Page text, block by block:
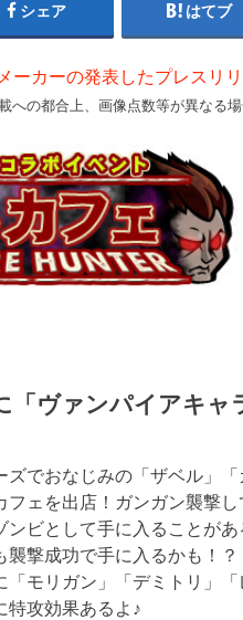
シェア はてブ
ーカーの発表したプレスリ
への都合上、画像点数等が異なる
ヴァンパイアキャ
でおなじみの「ザベル」
フェを出店！ガンガン襲撃
ビとして手に入ることがあ
撃成功で手に入るかも！？
モリガン」「デミトリ」
特攻効果あるよ♪